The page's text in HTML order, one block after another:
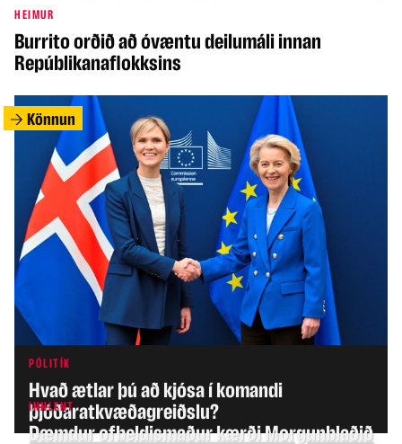
HEIMUR
Burrito orðið að óvæntu deilumáli innan
Repúblikanaflokksins
Könnun
PÓLITÍK
Hvað ætlar þú að kjósa í komandi
þjóðaratkvæðagreiðslu?
INNLENT
Dæmdur ofbeldismaður kærði Morgunblaðið